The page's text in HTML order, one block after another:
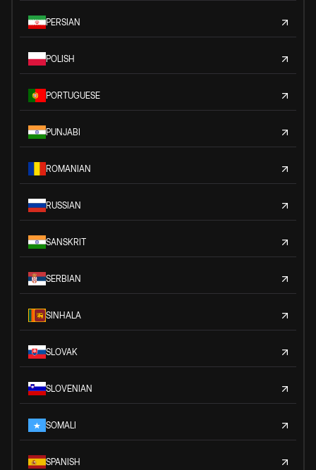
PERSIAN
POLISH
PORTUGUESE
PUNJABI
ROMANIAN
RUSSIAN
SANSKRIT
SERBIAN
SINHALA
SLOVAK
SLOVENIAN
SOMALI
SPANISH